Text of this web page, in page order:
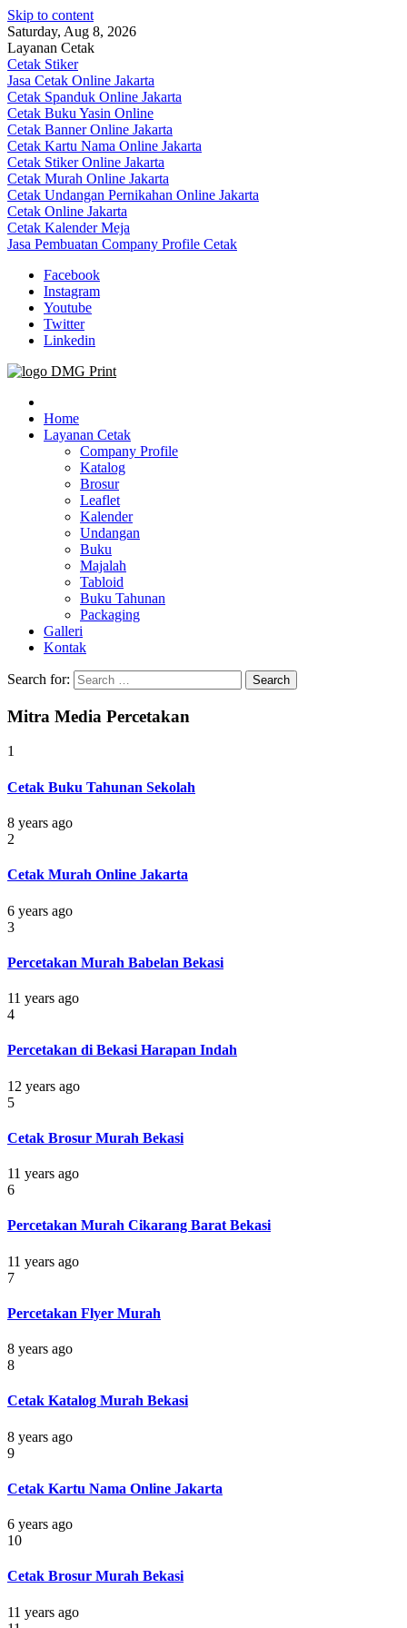
Skip to content
Saturday, Aug 8, 2026
Layanan Cetak
Cetak Stiker
Jasa Cetak Online Jakarta
Cetak Spanduk Online Jakarta
Cetak Buku Yasin Online
Cetak Banner Online Jakarta
Cetak Kartu Nama Online Jakarta
Cetak Stiker Online Jakarta
Cetak Murah Online Jakarta
Cetak Undangan Pernikahan Online Jakarta
Cetak Online Jakarta
Cetak Kalender Meja
Jasa Pembuatan Company Profile Cetak
Facebook
Instagram
Youtube
Twitter
Linkedin
Jasa Cetak Online DMG Printing
Home
Layanan Cetak
Company Profile
Katalog
Brosur
Leaflet
Kalender
Undangan
Buku
Majalah
Tabloid
Buku Tahunan
Packaging
Galleri
Kontak
Search for:
Mitra Media Percetakan
1
Cetak Buku Tahunan Sekolah
8 years ago
2
Cetak Murah Online Jakarta
6 years ago
3
Percetakan Murah Babelan Bekasi
11 years ago
4
Percetakan di Bekasi Harapan Indah
12 years ago
5
Cetak Brosur Murah Bekasi
11 years ago
6
Percetakan Murah Cikarang Barat Bekasi
11 years ago
7
Percetakan Flyer Murah
8 years ago
8
Cetak Katalog Murah Bekasi
8 years ago
9
Cetak Kartu Nama Online Jakarta
6 years ago
10
Cetak Brosur Murah Bekasi
11 years ago